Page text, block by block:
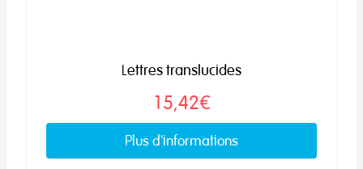
Lettres translucides
15,42€
Plus d'informations